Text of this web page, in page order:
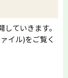
ていきます。
イル)をご覧く